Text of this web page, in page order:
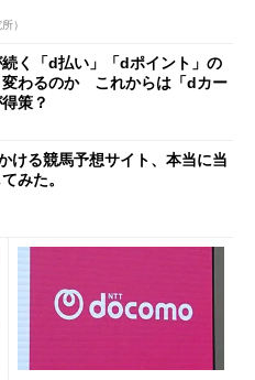
）
続く「d払い」「dポイント」の
変わるのか これからは「dカー
策？
ける競馬予想サイト、本当に当
みた。